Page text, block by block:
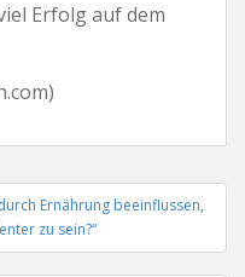
Erfolg auf dem
Ernährung beeinflussen,
zu sein?“